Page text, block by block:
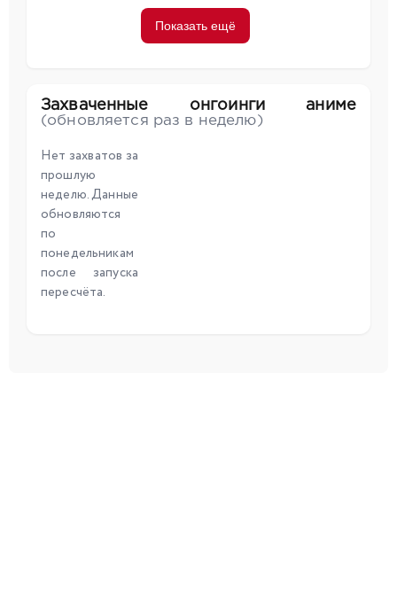
Показать ещё
Захваченные онгоинги аниме
(обновляется раз в неделю)
Нет захватов за
прошлую
неделю. Данные
обновляются
по
понедельникам
после запуска
пересчёта.